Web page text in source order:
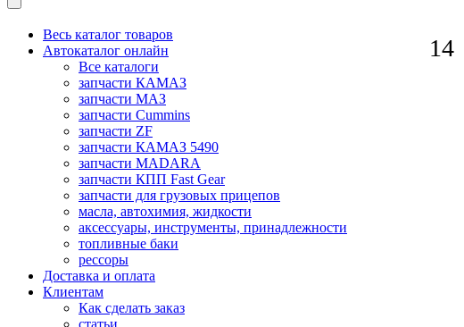
Весь каталог товаров
Автокаталог онлайн
Все каталоги
запчасти КАМАЗ
запчасти МАЗ
запчасти Cummins
запчасти ZF
запчасти КАМАЗ 5490
запчасти MADARA
запчасти КПП Fast Gear
запчасти для грузовых прицепов
масла, автохимия, жидкости
аксессуары, инструменты, принадлежности
топливные баки
рессоры
Доставка и оплата
Клиентам
Как сделать заказ
14